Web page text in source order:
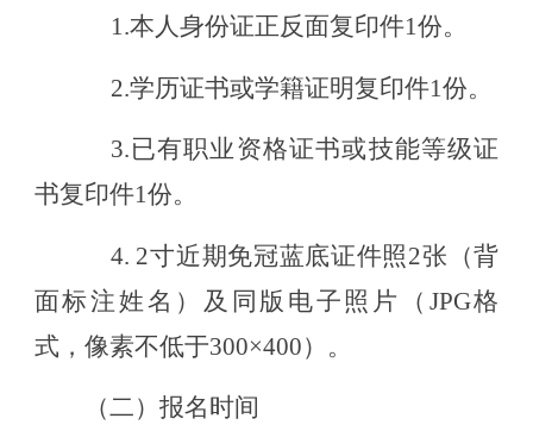
1.本人身份证正反面复印件1份。
2.学历证书或学籍证明复印件1份。
3.已有职业资格证书或技能等级证
书复印件1份。
4. 2寸近期免冠蓝底证件照2张（背
面标注姓名）及同版电子照片（JPG格
式，像素不低于300×400）。
（二）报名时间